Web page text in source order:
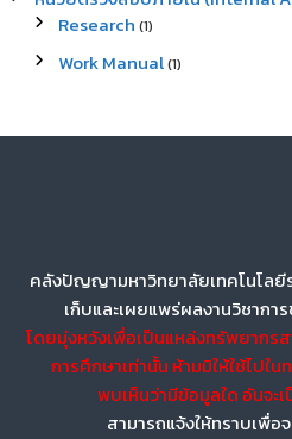
Research (1)
Work Manual(1)
คลังปัญญามหาวิทยาลัยเทคโนโล
เก็บและเผยแพร่ผลงานวิชากา
โดยมุ่งหวังเพื่อเป็นแหล่งทรัพยากร
การศึกษาเท่านั้น ห้ามมิให้ใช้ไปใ
พบเห็นว่ามีข้อมูลใด อันจะ
สามารถแจ้งให้ทราบเพื่อ